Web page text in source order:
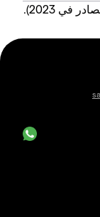
في 2023).